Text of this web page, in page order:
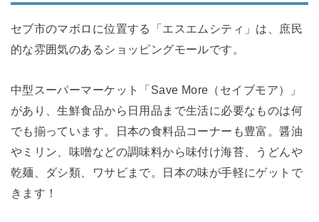
セブ市のマボロに位置する「エスエムシティ」は、庶民
的な雰囲気のあるショッピングモールです。
中型スーパーマーケット「Save More（セイブモア）」
があり、生鮮食品から日用品まで生活に必要なものは何
でも揃っています。
日本の食料品コーナーも豊富。醤油
やミリン、味噌などの調味料から味付け海苔、うどんや
乾麺、ダシ類、ワサビまで。日本の味が手軽にゲットで
きます！